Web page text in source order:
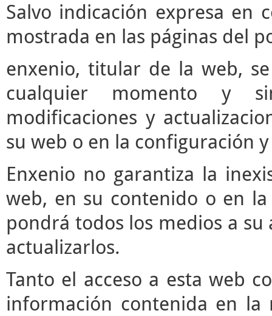
Salvo indicación expresa en
mostrada en las páginas del
enxenio, titular de la web,
cualquier momento y
modificaciones y
su web o en la configuración
Enxenio no garantiza la
web, en su contenido o en
pondrá todos los medios a
actualizarlos.
Tanto el acceso a esta web
información contenida en la